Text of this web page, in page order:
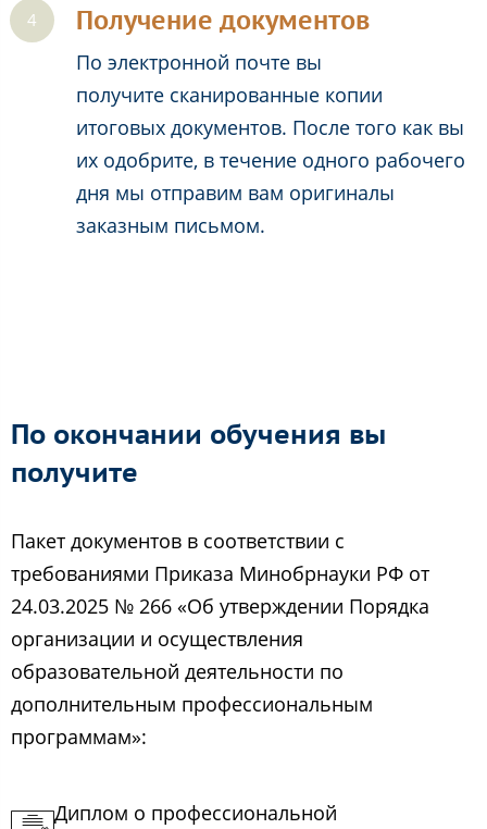
Получение документов
По электронной почте вы
получите сканированные копии
итоговых документов. После того как вы
их одобрите, в течение одного рабочего
дня мы отправим вам оригиналы
заказным письмом.
По окончании обучения вы
получите
Пакет документов в соответствии с
требованиями Приказа Минобрнауки РФ от
24.03.2025 № 266 «Об утверждении Порядка
организации и осуществления
образовательной деятельности по
дополнительным профессиональным
программам»:
Диплом о профессиональной